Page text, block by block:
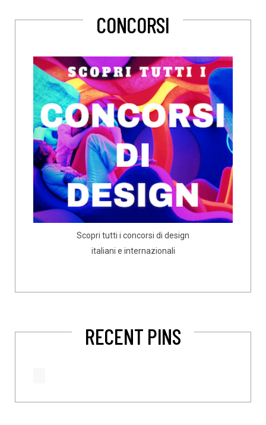
CONCORSI
Scopri tutti i concorsi di design
italiani e internazionali
RECENT PINS